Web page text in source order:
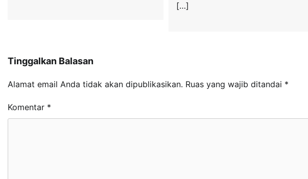
[…]
Tinggalkan Balasan
Alamat email Anda tidak akan dipublikasikan. Ruas yang wajib ditandai *
Komentar *